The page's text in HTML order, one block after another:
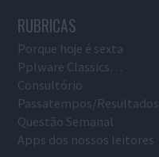
RUBRICAS
Porque hoje é sexta
Pplware Classics…
Consultório
Passatempos/Resultados
Questão Semanal
Apps dos nossos leitores